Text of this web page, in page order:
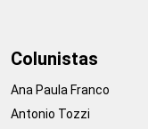
Colunistas
Ana Paula Franco
Antonio Tozzi